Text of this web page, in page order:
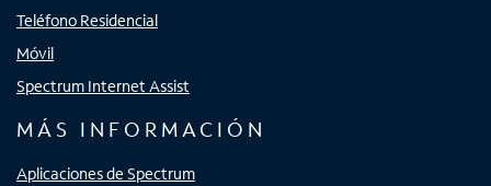
Teléfono Residencial
Móvil
Spectrum Internet Assist
MÁS INFORMACIÓN
Aplicaciones de Spectrum